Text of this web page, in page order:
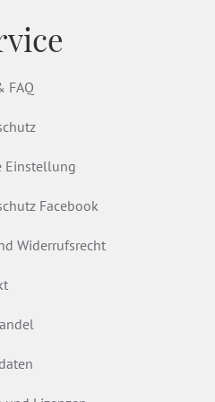
FAQ
Einstellung
Facebook
Widerrufsrecht